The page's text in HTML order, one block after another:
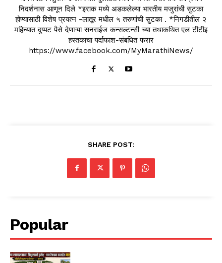
निदर्शनास आणून दिले *इराक मध्ये अडकलेल्या भारतीय मजुरांची सुटका
होण्यासाठी विशेष प्रयत्न -लातूर मधील ५ तरुणांची सुटका . *निगडीतील २
महिन्यात दुप्पट पैसे देणाऱ्या सनराईज कन्सल्टन्सी च्या तथाकथित एल टीटीइ
हस्तकाचा पर्दाफाश-संबधित फरार
https://www.facebook.com/MyMarathiNews/
SHARE POST:
Popular